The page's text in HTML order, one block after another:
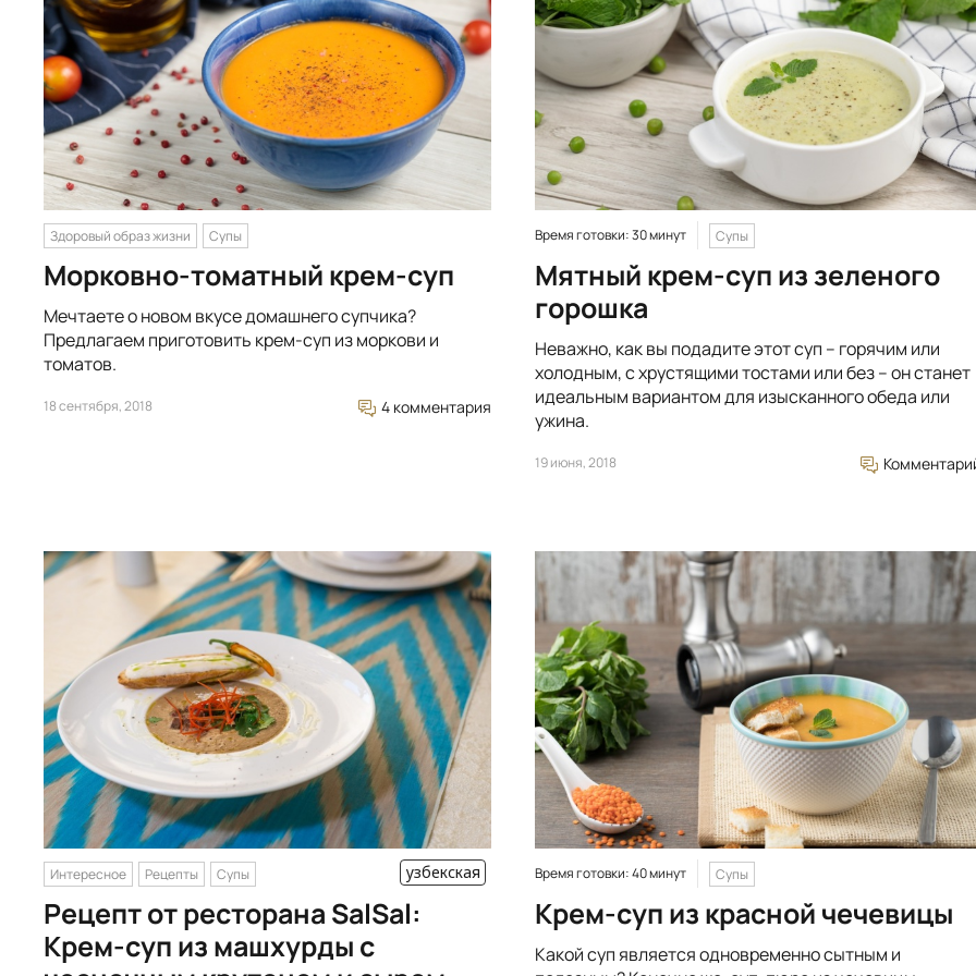
Здоровый образ жизни Супы
Морковно-томатный крем-суп
Мечтаете о новом вкусе домашнего супчика?
Предлагаем приготовить крем-суп из моркови и
томатов.
18 сентября, 2018 4 комментария
Время готовки: 30 минут Супы
Мятный крем-суп из зеленого
горошка
Неважно, как вы подадите этот суп – горячим или
холодным, с хрустящими тостами или без – он станет
идеальным вариантом для изысканного обеда или
ужина.
19 июня, 2018
Интересное Рецепты Супы узбекская
Рецепт от ресторана SalSal:
Крем-суп из машхурды с
Время готовки: 40 минут Супы
Крем-суп из красной чечевицы
Какой суп является одновременно сытным и